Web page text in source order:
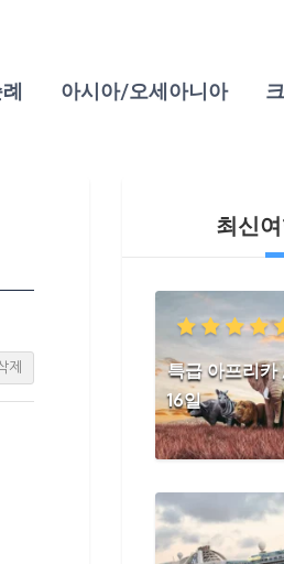
아시아/오세아니아
제
최신
특급 아프리
16일